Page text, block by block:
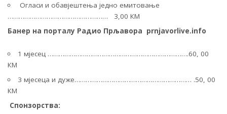
Огласи и обавјештења једно емитовање
……………………………………………… 3,00 КМ
Банер на порталу Радио Прљавора prnjavorlive.info
1 мјесец ………………………………………………………………….60, 00
КМ
3 мјесеца и дуже……………………………………………………… .50, 00
КМ
Спонзорства: